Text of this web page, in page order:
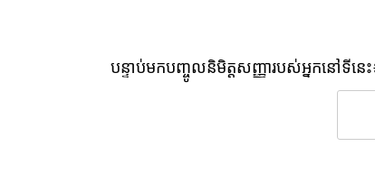
បន្ទាប់មកបញ្ចូលនិមិត្តសញ្ញារបស់អ្នកនៅទីនេះ